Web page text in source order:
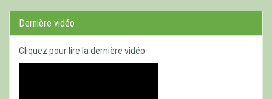
Dernière vidéo
Cliquez pour lire la dernière vidéo